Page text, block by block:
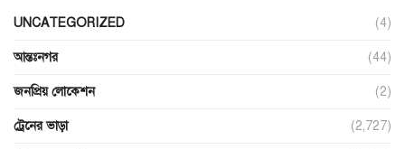
UNCATEGORIZED (4)
আন্তঃনগর (44)
জনপ্রিয় লোকেশন (2)
ট্রেনের ভাড়া (2,727)